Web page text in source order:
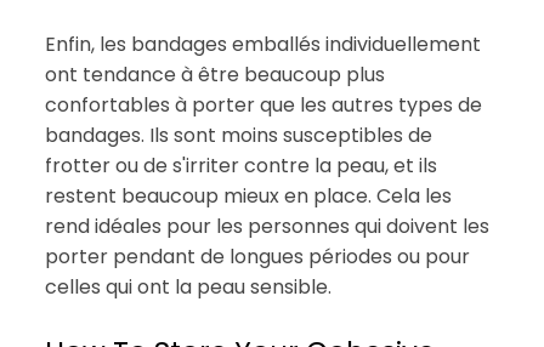
Enfin, les bandages emballés individuellement
ont tendance à être beaucoup plus
confortables à porter que les autres types de
bandages. Ils sont moins susceptibles de
frotter ou de s'irriter contre la peau, et ils
restent beaucoup mieux en place. Cela les
rend idéales pour les personnes qui doivent les
porter pendant de longues périodes ou pour
celles qui ont la peau sensible.